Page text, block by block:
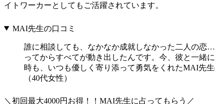
イトワーカーとしてもご活躍されています。
MAI先生の口コミ
誰に相談しても、なかなか成就しなかった二人の恋
ってからすべてが動き出したんです。今、彼と一緒
時も、いつも優しく寄り添って勇気をくれたMAI先
（40代女性）
＼初回最大4000円お得！！MAI先生に占ってもらう／